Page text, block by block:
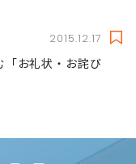
2015.12.17
「お礼状・お詫び